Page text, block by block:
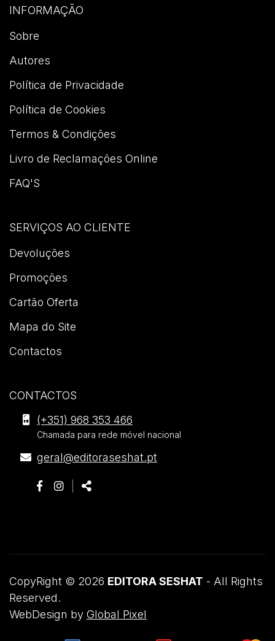
INFORMAÇÃO
Sobre
Autores
Política de Privacidade
Política de Cookies
Termos & Condições
Livro de Reclamações Online
FAQ'S
SERVIÇOS AO CLIENTE
Devoluções
Promoções
Cartão Oferta
Mapa do Site
Contactos
CONTACTOS
Editora
Seshat
.
(+351) 968 353 466
Chamada para rede móvel nacional
E-
geral@editoraseshat.pt
Siga-
PáginaPáginaPartilhar
CopyRight © 2026 EDITORA SESHAT - All Rights
Reserved.
WebDesign by Global Pixel